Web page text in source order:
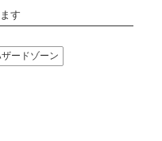
す
ードゾーン